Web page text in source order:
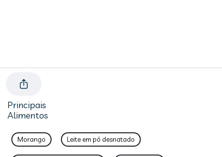
Principais
Alimentos
Morango Leite em pó desnatado